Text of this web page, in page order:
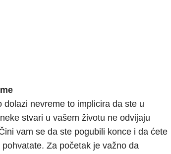
dolazi nevreme to implicira da ste u
stvari u vašem životu ne odvijaju
vam se da ste pogubili konce i da ćete
Za početak je važno da